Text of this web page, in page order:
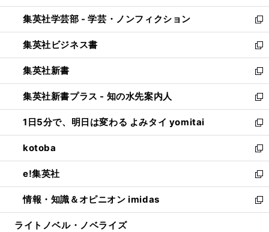
開
く
ウ
で
開
く
ン
ド
ウ
で
開
く
ウ
ィ
ン
ド
ウ
で
開
く
集英社学芸部 - 学芸・ノンフィクション
新
し
い
ウ
ィ
ン
ド
ウ
で
開
く
集英社ビジネス書
新
し
い
ウ
ィ
ン
ド
ウ
で
開
く
集英社新書
新
し
い
ウ
ィ
ン
ド
ウ
で
開
く
集英社新書プラス - 知の水先案内人
新
し
い
ウ
ィ
ン
ド
ウ
で
開
1日5分で、明日は変わる よみタイ yomitai
新
し
い
ウ
ィ
ン
ド
ウ
kotoba
新
し
い
ウ
ィ
ン
e!集英社
新
し
い
ウ
情報・知識＆オピニオン imidas
新
し
ライトノベル・ノベライズ